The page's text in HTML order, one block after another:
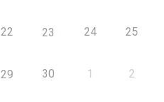
22 23 24 25
29 30 1 2